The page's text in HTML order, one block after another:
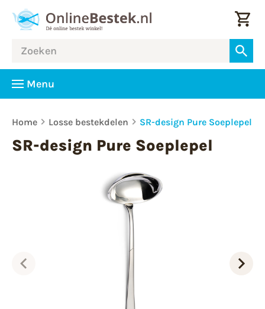
Menu
Home Losse bestekdelen SR-design Pure Soeplepel
SR-design Pure Soeplepel